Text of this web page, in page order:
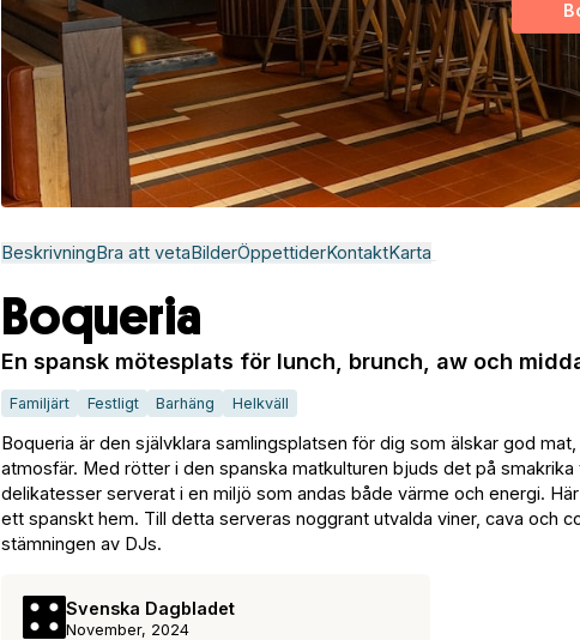
BeskrivningBra att vetaBilderÖppettiderKontaktKarta
Boqueria
En spansk mötesplats för lunch, brunch, aw och
Familjärt Festligt Barhäng Helkväll
Boqueria är den självklara samlingsplatsen för dig som älskar god
atmosfär. Med rötter i den spanska matkulturen bjuds det på
delikatesser serverat i en miljö som andas både värme och energi.
ett spanskt hem. Till detta serveras noggrant utvalda viner, cava och
stämningen av DJs.
Svenska Dagbladet
November, 2024